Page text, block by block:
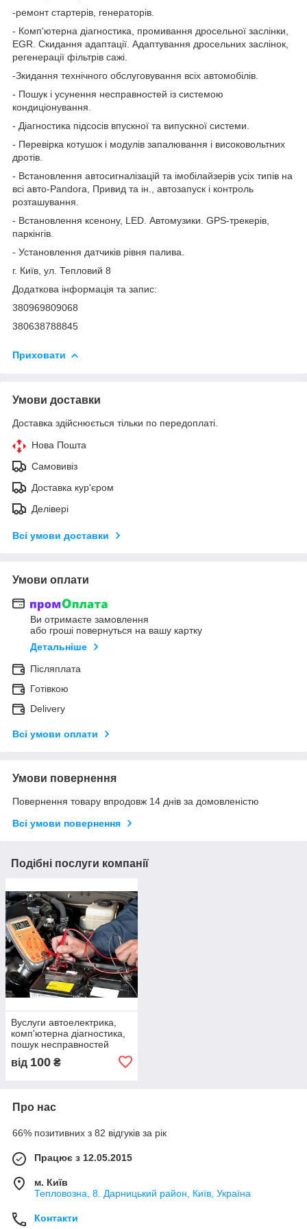
-ремонт стартерів, генераторів.
- Комп'ютерна діагностика, промивання дросельної заслінки,
EGR. Скидання адаптації. Адаптування дросельних заслінок,
регенерації фільтрів сажі.
-Зкидання технічного обслуговування всіх автомобілів.
- Пошук і усунення несправностей із системою
кондиціонування.
- Діагностика підсосів впускної та випускної системи.
- Перевірка котушок і модулів запалювання і високовольтних
дротів.
- Встановлення автосигналізацій та імобілайзерів усіх типів на
всі авто-Pandora, Привид та ін., автозапуск і контроль
розташування.
- Встановлення ксенону, LED. Автомузики. GPS-трекерів,
паркінгів.
- Установлення датчиків рівня палива.
г. Київ, ул. Тепловий 8
Додаткова інформація та запис:
380969809068
380638788845
Приховати
Умови доставки
Доставка здійснюється тільки по передоплаті.
Нова Пошта
Самовивіз
Доставка кур'єром
Делівері
Всі умови доставки
Умови оплати
Ви отримаєте замовлення
або гроші повернуться на вашу картку
Детальніше
Післяплата
Готівкою
Delivery
Всі умови оплати
Умови повернення
Повернення товару впродовж 14 днів за домовленістю
Всі умови повернення
Подібні послуги компанії
Вуслуги автоелектрика,
комп'ютерна діагностика,
пошук несправностей
двигунів
від 100 ₴
Про нас
66% позитивних з 82 відгуків за рік
Працює з 12.05.2015
м. Київ
Тепловозна, 8. Дарницький район, Київ, Україна
Контакти